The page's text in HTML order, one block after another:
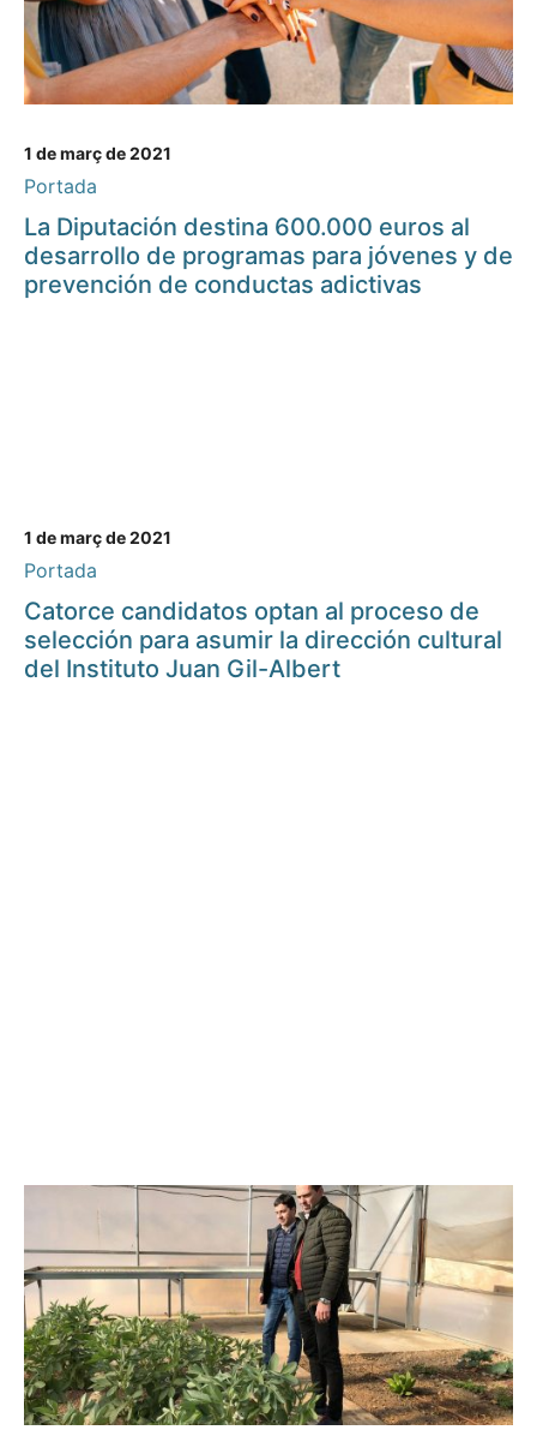
1 de març de 2021
Portada
La Diputación destina 600.000 euros al
desarrollo de programas para jóvenes y de
prevención de conductas adictivas
1 de març de 2021
Portada
Catorce candidatos optan al proceso de
selección para asumir la dirección cultural
del Instituto Juan Gil-Albert